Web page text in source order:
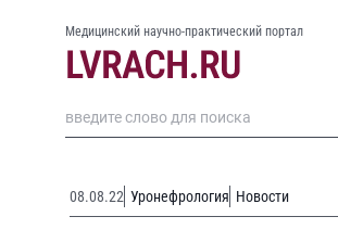
Медицинский научно-практический портал
08.08.22 Уронефрология Новости